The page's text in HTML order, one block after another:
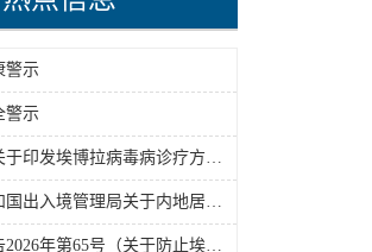
警示
警示
国家卫健委关于印发埃博拉病毒病诊疗方案（2026年版）的通知
中华人民共和国出入境管理局关于内地居民前往港澳地区定居审批条件的公告（2026-06-30）
海关总署公告2026年第65号（关于防止埃博拉病毒病疫情传入我国的公告）（2026-05-18）